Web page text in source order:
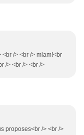
/> <br /> miam!<br
/> <br /> <br />
proposes<br /> <br />